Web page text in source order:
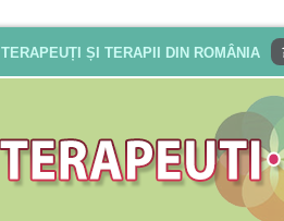
TERAPEUȚI ȘI TERAPII DIN ROMÂNIA